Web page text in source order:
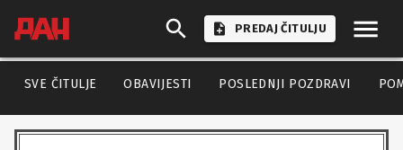
PREDAJ ČITULJU
SVE ČITULJE OBAVIJESTI POSLEDNJI POZDRAVI